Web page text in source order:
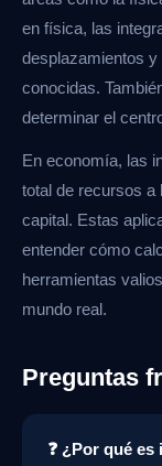
en física, las
desplazamientos
conocidas.
determinar el
En economía, las
total de recursos a
capital. Estas
entender cómo
herramientas
mundo real.
Preguntas
❓ ¿Por qué